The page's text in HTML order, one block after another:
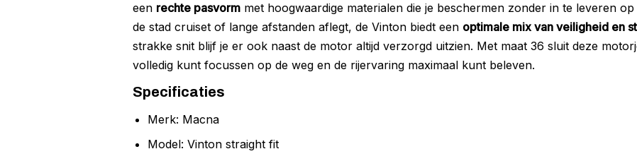
een rechte pasvorm met hoogwaardige materialen die je beschermen zonder in te leveren
de stad cruiset of lange afstanden aflegt, de Vinton biedt een optimale mix van veiligheid en
strakke snit blijf je er ook naast de motor altijd verzorgd uitzien. Met maat 36 sluit deze
volledig kunt focussen op de weg en de rijervaring maximaal kunt beleven.
Specificaties
Merk: Macna
Model: Vinton straight fit